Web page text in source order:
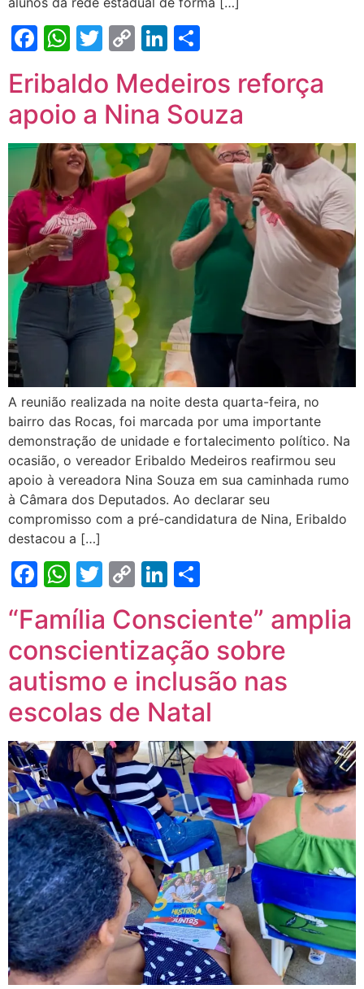
Facebook
WhatsApp
Twitter
CopyLinkedIn
Eribaldo Medeiros reforça
apoio a Nina Souza
A reunião realizada na noite desta quarta-feira, no
bairro das Rocas, foi marcada por uma importante
demonstração de unidade e fortalecimento político. Na
ocasião, o vereador Eribaldo Medeiros reafirmou seu
apoio à vereadora Nina Souza em sua caminhada rumo
à Câmara dos Deputados. Ao declarar seu
compromisso com a pré-candidatura de Nina, Eribaldo
destacou a […]
Facebook
WhatsApp
Twitter
CopyLinkedIn
“Família Consciente” amplia
conscientização sobre
autismo e inclusão nas
escolas de Natal